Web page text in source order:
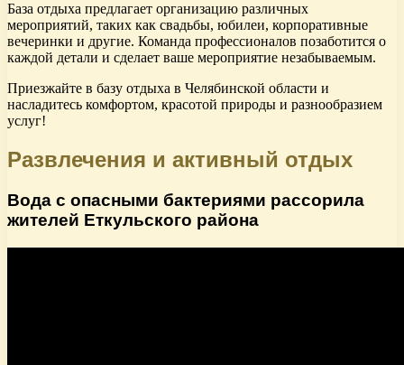
База отдыха предлагает организацию различных
мероприятий, таких как свадьбы, юбилеи, корпоративные
вечеринки и другие. Команда профессионалов позаботится о
каждой детали и сделает ваше мероприятие незабываемым.
Приезжайте в базу отдыха в Челябинской области и
насладитесь комфортом, красотой природы и разнообразием
услуг!
Развлечения и активный отдых
Вода с опасными бактериями рассорила
жителей Еткульского района